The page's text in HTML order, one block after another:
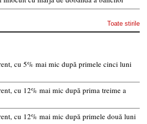
Toate stirile
cu 5% mai mic după primele cinci luni
cu 12% mai mic după prima treime a
cu 12% mai mic după primele două luni